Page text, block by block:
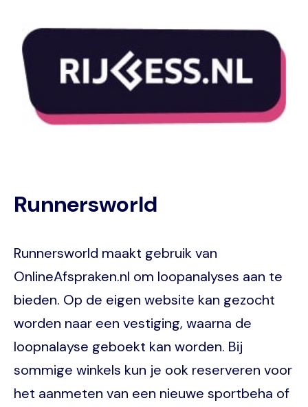
Runnersworld
Runnersworld maakt gebruik van
OnlineAfspraken.nl om loopanalyses aan te
bieden. Op de eigen website kan gezocht
worden naar een vestiging, waarna de
loopnalayse geboekt kan worden. Bij
sommige winkels kun je ook reserveren voor
het aanmeten van een nieuwe sportbeha of